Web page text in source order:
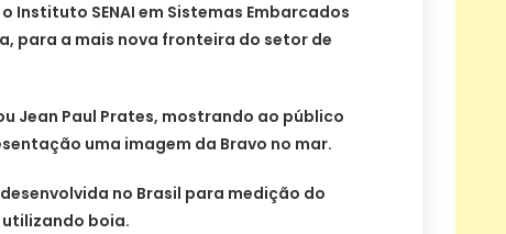
Instituto SENAI em Sistemas Embarcados
para a mais nova fronteira do setor de
Jean Paul Prates, mostrando ao público
uma imagem da Bravo no mar.
no Brasil para medição do
boia.